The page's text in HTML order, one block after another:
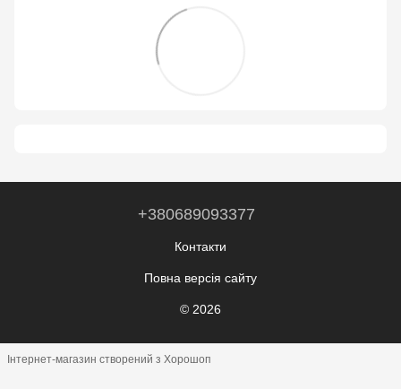
+380689093377
Контакти
Повна версія сайту
© 2026
Інтернет-магазин створений з Хорошоп